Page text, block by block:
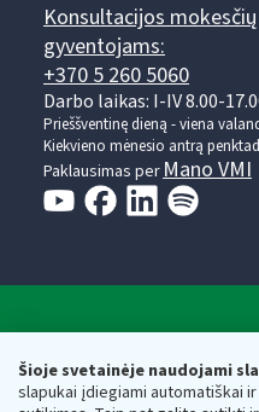
Šioje svetainėje naudojami
slapukai įdiegiami automatiškai
Konsultacijos
gyventojams:
+370 5 260 5060
Darbo laikas: I-IV 8.00-
Prieššventinę dieną - viena
Kiekvieno mėnesio antrą
Paklausimas per Mano VMI
Respublikos finansų